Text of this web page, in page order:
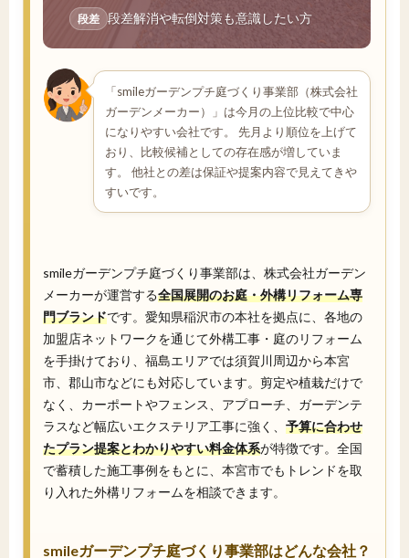
段差 段差解消や転倒対策も意識したい方
「smileガーデンプチ庭づくり事業部（株式会社
ガーデンメーカー）」は今月の上位比較で中心
になりやすい会社です。 先月より順位を上げて
おり、比較候補としての存在感が増していま
す。 他社との差は保証や提案内容で見えてきや
すいです。
smileガーデンプチ庭づくり事業部は、株式会社ガーデン
メーカーが運営する全国展開のお庭・外構リフォーム専
門ブランドです。愛知県稲沢市の本社を拠点に、各地の
加盟店ネットワークを通じて外構工事・庭のリフォーム
を手掛けており、福島エリアでは須賀川周辺から本宮
市、郡山市などにも対応しています。剪定や植栽だけで
なく、カーポートやフェンス、アプローチ、ガーデンテ
ラスなど幅広いエクステリア工事に強く、 予算に合わせ
たプラン提案とわかりやすい料金体系が特徴です。全国
で蓄積した施工事例をもとに、本宮市でもトレンドを取
り入れた外構リフォームを相談できます。
smileガーデンプチ庭づくり事業部はどんな会社？